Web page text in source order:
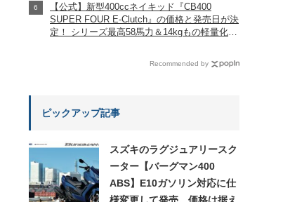
【公式】新型400ccネイキッド『CB400
SUPER FOUR E-Clutch』の価格と発売日が決
定！ シリーズ最高58馬力＆14kgもの軽量化!?
Recommended by
ピックアップ記事
スズキのラグジュアリースク
ーター【バーグマン400
ABS】E10ガソリン対応に仕